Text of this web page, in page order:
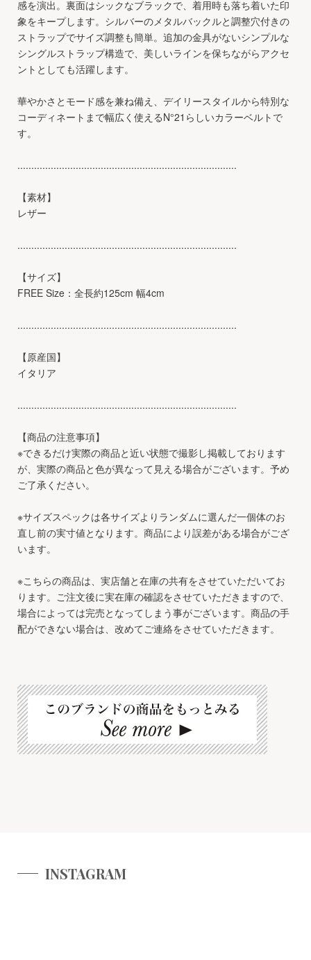
感を演出。裏面はシックなブラックで、着用時も落ち着いた印
象をキープします。シルバーのメタルバックルと調整穴付きの
ストラップでサイズ調整も簡単。追加の金具がないシンプルな
シングルストラップ構造で、美しいラインを保ちながらアクセ
ントとしても活躍します。
華やかさとモード感を兼ね備え、デイリースタイルから特別な
コーディネートまで幅広く使えるN°21らしいカラーベルトで
す。
...............................................................................
【素材】
レザー
...............................................................................
【サイズ】
FREE Size：全長約125cm 幅4cm
...............................................................................
【原産国】
イタリア
...............................................................................
【商品の注意事項】
※できるだけ実際の商品と近い状態で撮影し掲載しております
が、実際の商品と色が異なって見える場合がございます。予め
ご了承ください。
※サイズスペックは各サイズよりランダムに選んだ一個体のお
直し前の実寸値となります。商品により誤差がある場合がござ
います。
※こちらの商品は、実店舗と在庫の共有をさせていただいてお
ります。ご注文後に実在庫の確認をさせていただきますので、
場合によっては完売となってしまう事がございます。商品の手
配ができない場合は、改めてご連絡をさせていただきます。
INSTAGRAM